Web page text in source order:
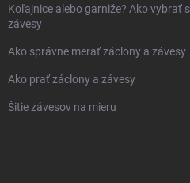
Koľajnice alebo garniže? Ako vybrať
závesy
Ako správne merať záclony a závesy
Ako prať záclony a závesy
Šitie závesov na mieru